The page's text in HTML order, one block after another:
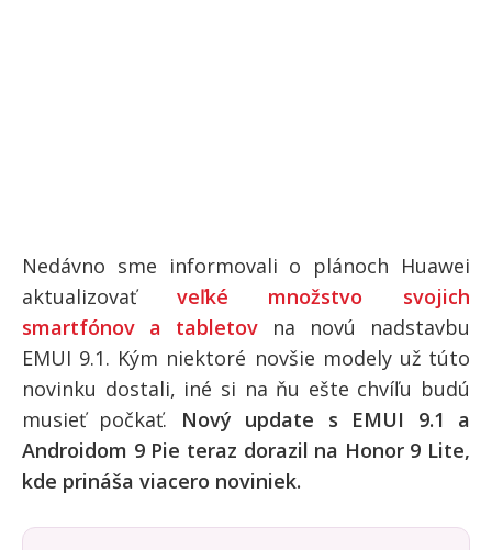
Nedávno sme informovali o plánoch Huawei
aktualizovať veľké množstvo svojich
smartfónov a tabletov na novú nadstavbu
EMUI 9.1. Kým niektoré novšie modely už túto
novinku dostali, iné si na ňu ešte chvíľu budú
musieť počkať. Nový update s EMUI 9.1 a
Androidom 9 Pie teraz dorazil na Honor 9 Lite,
kde prináša viacero noviniek.